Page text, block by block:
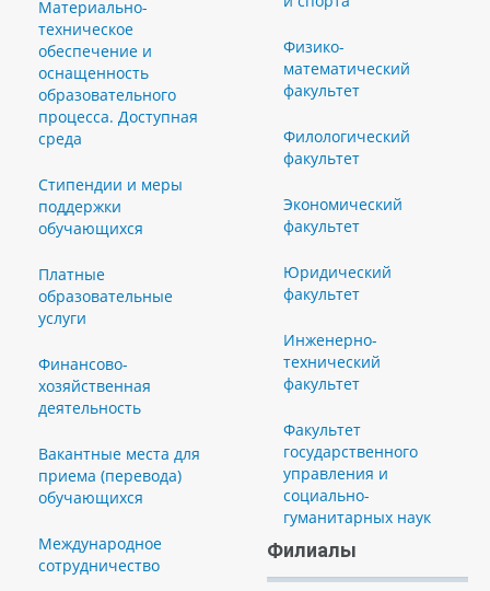
Материально-
техническое
обеспечение и
оснащенность
образовательного
процесса. Доступная
среда
Стипендии и меры
поддержки
обучающихся
Платные
образовательные
услуги
Финансово-
хозяйственная
деятельность
Вакантные места для
приема (перевода)
обучающихся
Международное
сотрудничество
Физико-
математический
факультет
Филологический
факультет
Экономический
факультет
Юридический
факультет
Инженерно-
технический
факультет
Факультет
государственного
управления и
социально-
гуманитарных наук
Филиалы